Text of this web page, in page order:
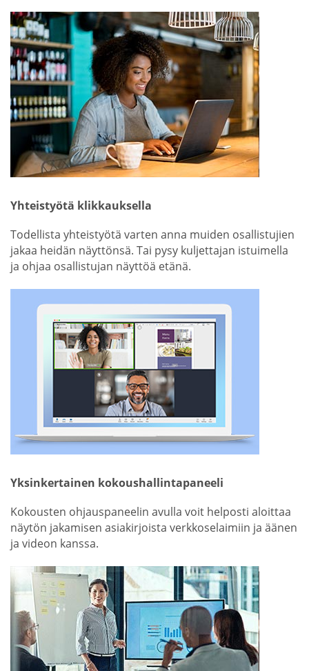
Yhteistyötä klikkauksella
Todellista yhteistyötä varten anna muiden osallistujien
jakaa heidän näyttönsä. Tai pysy kuljettajan istuimella
ja ohjaa osallistujan näyttöä etänä.
Yksinkertainen kokoushallintapaneeli
Kokousten ohjauspaneelin avulla voit helposti aloittaa
näytön jakamisen asiakirjoista verkkoselaimiin ja äänen
ja videon kanssa.